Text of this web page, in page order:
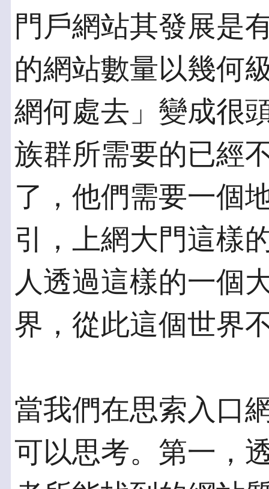
門戶網站其發展是
的網站數量以幾何
網何處去」變成很
族群所需要的已經
了，他們需要一個
引，上網大門這樣
人透過這樣的一個
界，從此這個世界
當我們在思索入口
可以思考。第一，